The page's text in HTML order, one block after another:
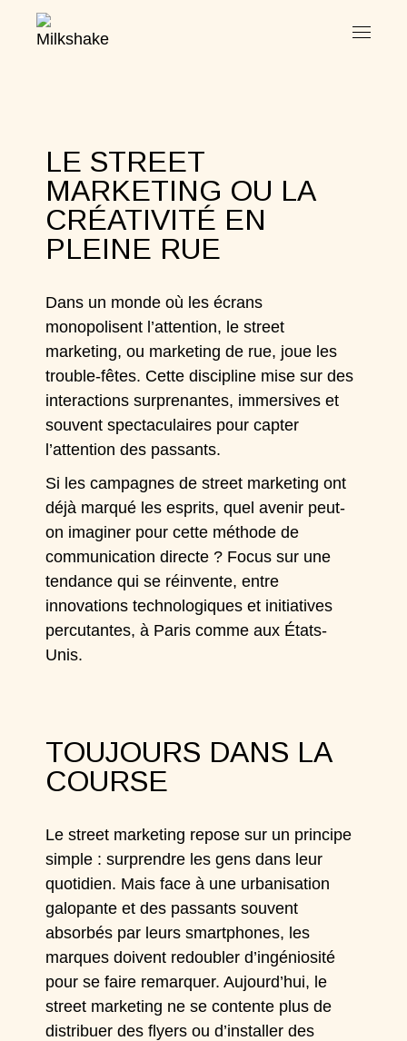
LE STREET
MARKETING OU LA
CRÉATIVITÉ EN
PLEINE RUE
Dans un monde où les écrans
monopolisent l’attention, le street
marketing, ou marketing de rue, joue les
trouble-fêtes. Cette discipline mise sur des
interactions surprenantes, immersives et
souvent spectaculaires pour capter
l’attention des passants.
Si les campagnes de street marketing ont
déjà marqué les esprits, quel avenir peut-
on imaginer pour cette méthode de
communication directe ? Focus sur une
tendance qui se réinvente, entre
innovations technologiques et initiatives
percutantes, à Paris comme aux États-
Unis.
TOUJOURS DANS LA
COURSE
Le street marketing repose sur un principe
simple : surprendre les gens dans leur
quotidien. Mais face à une urbanisation
galopante et des passants souvent
absorbés par leurs smartphones, les
marques doivent redoubler d’ingéniosité
pour se faire remarquer. Aujourd’hui, le
street marketing ne se contente plus de
distribuer des flyers ou d’installer des